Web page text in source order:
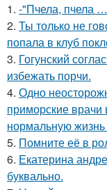
1. -"Пчела, пчела
2. Ты только не
попала в клуб
3. Гогунский
избежать порчи.
4. Одно
приморские
нормальную
5. Помните её в
6. Екатерина
буквально.